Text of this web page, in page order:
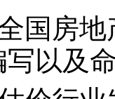
国房
以及